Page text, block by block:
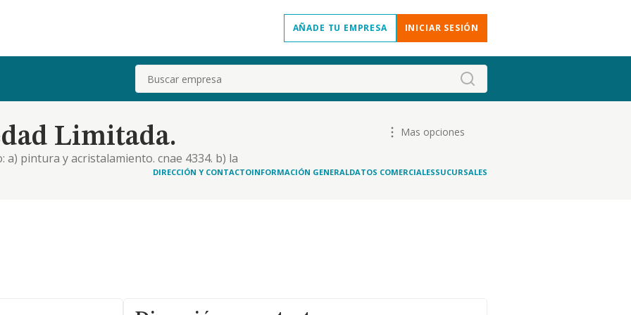
AÑADE TU EMPRESA INICIAR SESIÓN
Buscar
Limitada.
pintura y acristalamiento. cnae 4334. b) la
y conservación de edificaciones y trabajos de
Mas opciones
DIRECCIÓN Y CONTACTOINFORMACIÓN GENERALDATOS COMERCIALESSUCURSALES